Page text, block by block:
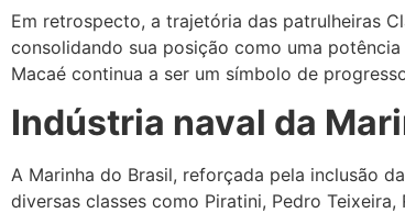
Em retrospecto, a trajetória das patrulheiras
consolidando sua posição como uma
Macaé continua a ser um símbolo de
Indústria naval da
A Marinha do Brasil, reforçada pela inclusão
diversas classes como Piratini, Pedro